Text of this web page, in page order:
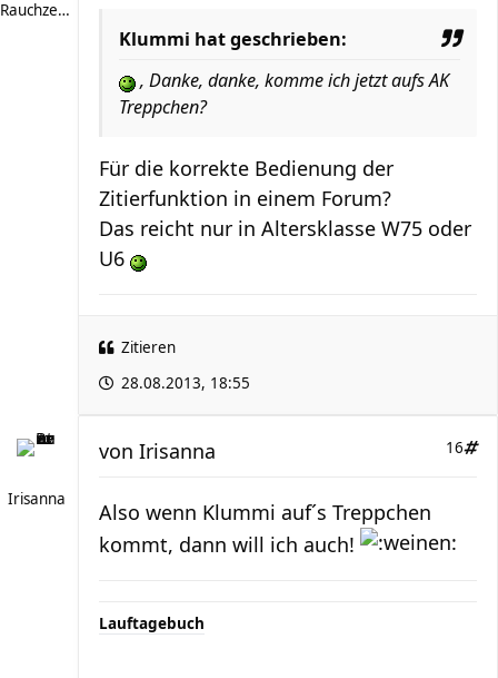
Rauchzeichen
Klummi hat geschrieben:
, Danke, danke, komme ich jetzt aufs AK
Treppchen?
Für die korrekte Bedienung der
Zitierfunktion in einem Forum?
Das reicht nur in Altersklasse W75 oder
U6
Zitieren
28.08.2013, 18:55
Irisanna
16
von Irisanna
Also wenn Klummi auf´s Treppchen
kommt, dann will ich auch!
Lauftagebuch